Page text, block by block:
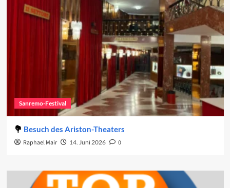
Sanremo-Festival
Besuch des Ariston-Theaters
Raphael Mair 14. Juni 2026 0